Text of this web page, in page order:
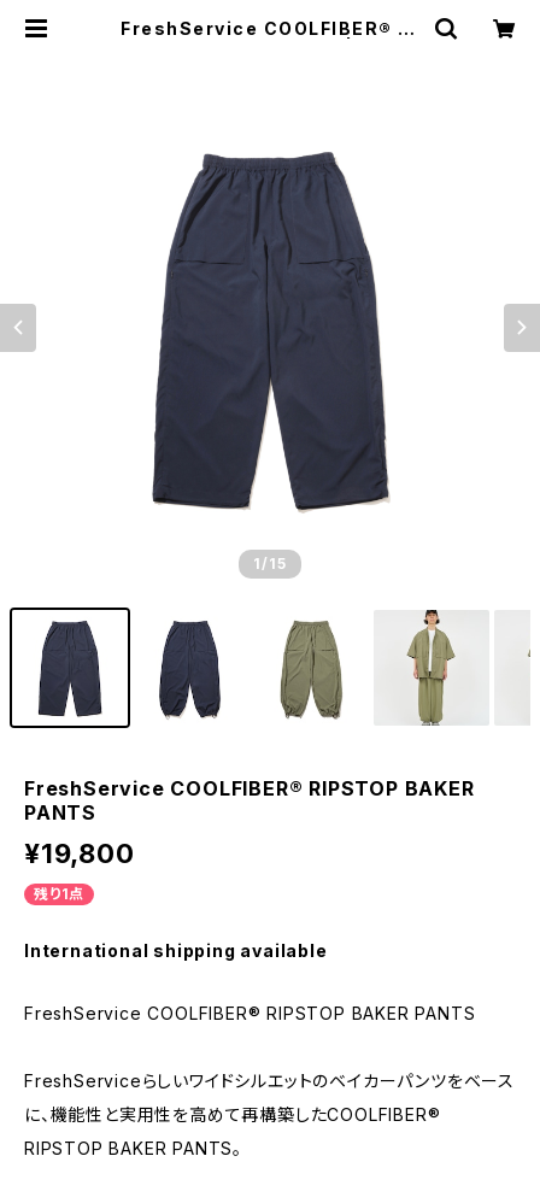
FreshService COOLFIBER® RI
1 /15
FreshService COOLFIBER® RIPSTOP BAKER
PANTS
¥19,800
残り1点
International shipping available
FreshService COOLFIBER® RIPSTOP BAKER PANTS
FreshServiceらしいワイドシルエットのベイカーパンツをベース
に、機能性と実用性を高めて再構築したCOOLFIBER®
RIPSTOP BAKER PANTS。